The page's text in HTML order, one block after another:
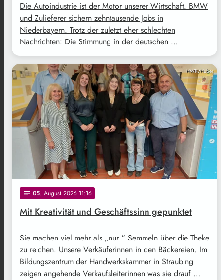
Die Autoindustrie ist der Motor unserer Wirtschaft. BMW
und Zulieferer sichern zehntausende Jobs in
Niederbayern. Trotz der zuletzt eher schlechten
Nachrichten: Die Stimmung in der deutschen …
HWK/Huber
notes 05. August 2026 11:16
Mit Kreativität und Geschäftssinn gepunktet
Sie machen viel mehr als „nur “ Semmeln über die Theke
zu reichen. Unsere Verkäuferinnen in den Bäckereien. Im
Bildungszentrum der Handwerkskammer in Straubing
zeigen angehende Verkaufsleiterinnen was sie drauf …